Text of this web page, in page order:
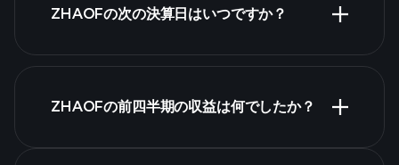
ZHAOFの次の決算日はいつですか？
ZHAOFの前四半期の収益は何でしたか？